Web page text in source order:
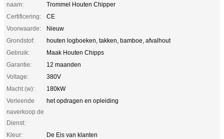
naam:
Trommel Houten Chipper
Certificering:
CE
Voorwaarde:
Nieuw
Grondstof:
houten logboeken, takken, bamboe, afvalhout
Gebruik:
Maak Houten Chipps
Garantie:
12 maanden
Voltage:
380V
Macht (w):
180kW
Verleende
naverkoop de
Dienst:
het opdragen en opleiding
Kleur:
De Eis van klanten